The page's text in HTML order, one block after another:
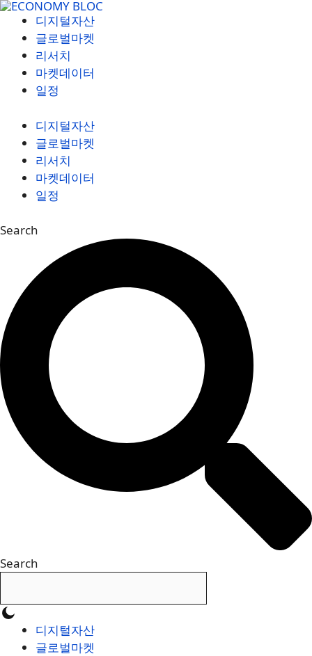
컨
디지털자산
글로벌마켓
리서치
마켓데이터
일정
디지털자산
글로벌마켓
리서치
마켓데이터
일정
Search
Search
디지털자산
글로벌마켓